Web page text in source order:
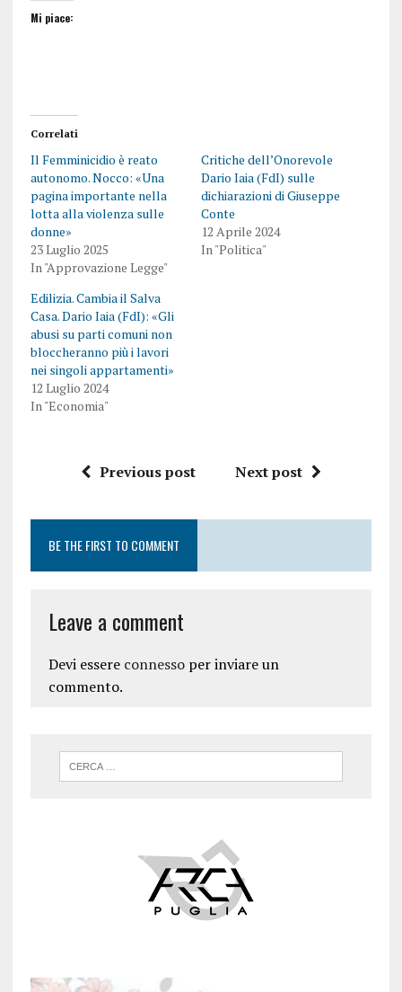
Mi piace:
Correlati
Il Femminicidio è reato
autonomo. Nocco: «Una
pagina importante nella
lotta alla violenza sulle
donne»
23 Luglio 2025
In "Approvazione Legge"
Critiche dell’Onorevole
Dario Iaia (FdI) sulle
dichiarazioni di Giuseppe
Conte
12 Aprile 2024
In "Politica"
Edilizia. Cambia il Salva
Casa. Dario Iaia (FdI): «Gli
abusi su parti comuni non
bloccheranno più i lavori
nei singoli appartamenti»
12 Luglio 2024
In "Economia"
Previous post Next post
BE THE FIRST TO COMMENT
Leave a comment
Devi essere connessoper inviare un
commento.